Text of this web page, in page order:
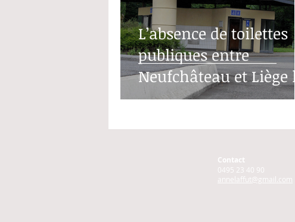
L’absence de toilettes
publiques entre
Neufchâteau et Liège le
long de l’autoroute E25
Contact
0495 23 40 90
annelaffut@gmail.com